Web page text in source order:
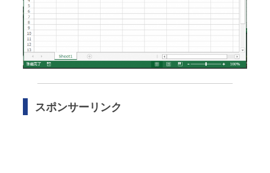
スポンサーリンク